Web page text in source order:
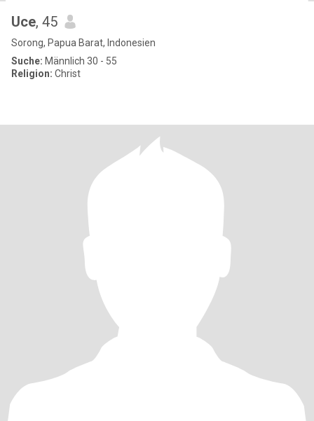
Uce, 45
Sorong, Papua Barat, Indonesien
Suche: Männlich 30 - 55
Religion: Christ